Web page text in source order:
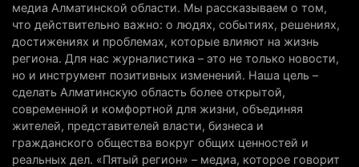
Казахстан может начать выпуск экологичного
топлива для самолетов: пилотный проект
запустят в Алатау
5 августа 2026 г. 12:32 191
Туриста с тяжелыми травмами эвакуировали в
горах Алматинской области после камнепада
5 августа 2026 г. 11:23 162
медиа Алматинской области. Мы рассказываем о том,
что действительно важно: о людях, событиях, решениях,
достижениях и проблемах, которые влияют на жизнь
региона. Для нас журналистика – это не только новости,
но и инструмент позитивных изменений. Наша цель –
сделать Алматинскую область более открытой,
современной и комфортной для жизни, объединяя
жителей, представителей власти, бизнеса и
гражданского общества вокруг общих ценностей и
реальных дел. «Пятый регион» – медиа, которое говорит